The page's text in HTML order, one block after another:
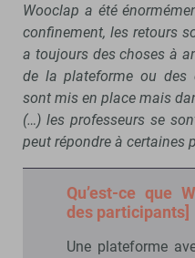
Wooclap a été
confinement, les retours
a toujours des choses à
de la plateforme ou des
sont mis en place mais
(…) les professeurs se
peut répondre à certaines
Qu’est-ce que
des participants]
Une plateforme